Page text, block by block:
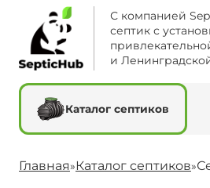
С компанией
септик с
и
Каталог септиков
Главная»Каталог септиков»